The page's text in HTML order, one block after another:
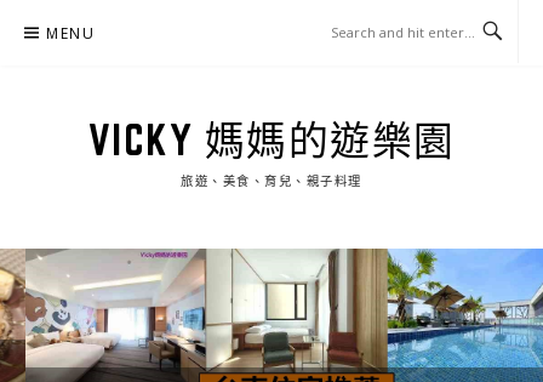
MENU
VICKY 媽媽的遊樂園
旅遊、美食、育兒、親子料理